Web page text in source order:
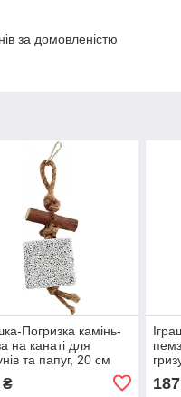
за домовленістю
Погризка камінь-
на канаті для
та папуг, 20 см
187